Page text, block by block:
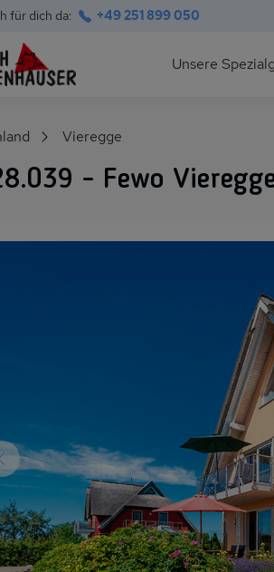
für dich da: +49 251 899 050
Suchfeld
Hauptnavigation
Unsere
Polnische Ostsee
Skihütten &
Gruppenhäuser
Vieregge
- Fewo